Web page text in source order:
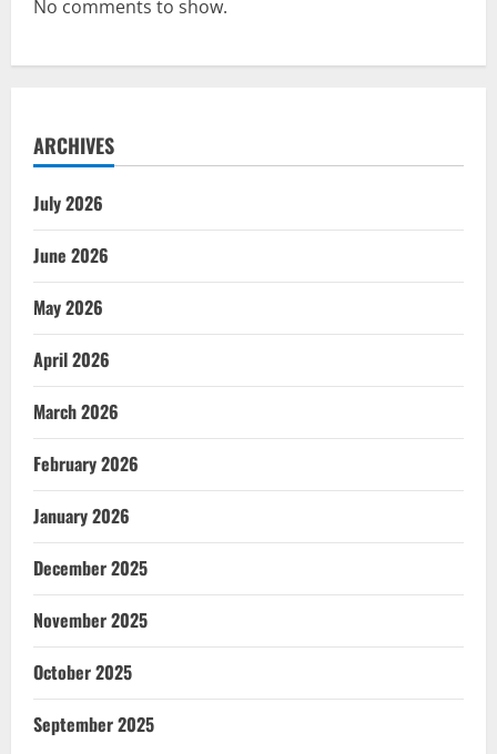
No comments to show.
ARCHIVES
July 2026
June 2026
May 2026
April 2026
March 2026
February 2026
January 2026
December 2025
November 2025
October 2025
September 2025